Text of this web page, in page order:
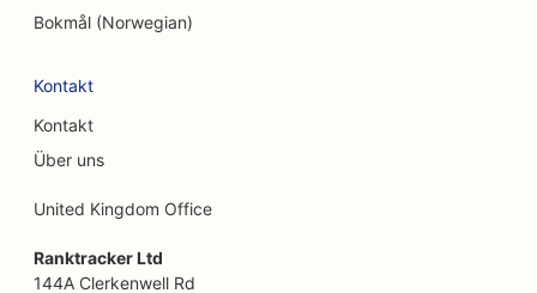
SEO für Facelifting-Dienstleistungen
SEO für Familienrestaurants
SEO für Fast Food Restaurants
SEO für Floristen
SEO für Feinschmecker-Restaurants
SEO für Finanzdienstleistungen
Bokmål (Norwegian)
Kontakt
Kontakt
Über uns
United Kingdom Office
Ranktracker Ltd
144A Clerkenwell Rd